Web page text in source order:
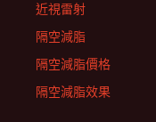
近視雷射
隔空減脂
隔空減脂價格
隔空減脂效果